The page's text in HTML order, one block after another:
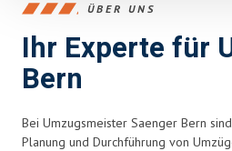
ÜBER UNS
Ihr Experte für
Bern
Bei Umzugsmeister Saenger Bern
Planung und Durchführung von